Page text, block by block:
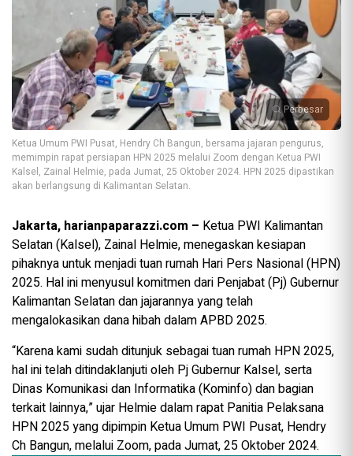
Perbesar
Ketua Umum PWI Pusat, Hendry Ch Bangun, bersama jajaran pengurus,
memimpin rapat persiapan HPN 2025 melalui Zoom dengan Ketua PWI
Kalsel, Zainal Helmie, pada Jumat, 25 Oktober 2024. HPN 2025 dipastikan
akan berlangsung di Kalimantan Selatan.
Jakarta, harianpaparazzi.com – Ketua PWI Kalimantan
Selatan (Kalsel), Zainal Helmie, menegaskan kesiapan
pihaknya untuk menjadi tuan rumah Hari Pers Nasional (HPN)
2025. Hal ini menyusul komitmen dari Penjabat (Pj) Gubernur
Kalimantan Selatan dan jajarannya yang telah
mengalokasikan dana hibah dalam APBD 2025.
“Karena kami sudah ditunjuk sebagai tuan rumah HPN 2025,
hal ini telah ditindaklanjuti oleh Pj Gubernur Kalsel, serta
Dinas Komunikasi dan Informatika (Kominfo) dan bagian
terkait lainnya,” ujar Helmie dalam rapat Panitia Pelaksana
HPN 2025 yang dipimpin Ketua Umum PWI Pusat, Hendry
Ch Bangun, melalui Zoom, pada Jumat, 25 Oktober 2024.